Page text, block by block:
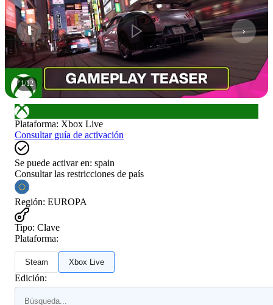
1/12
Plataforma: Xbox Live
Consultar guía de activación
Se puede activar en: spain
Consultar las restricciones de país
Región: EUROPA
Tipo: Clave
Plataforma:
Steam Xbox Live
Edición: